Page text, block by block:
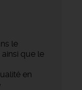
le
que le
en